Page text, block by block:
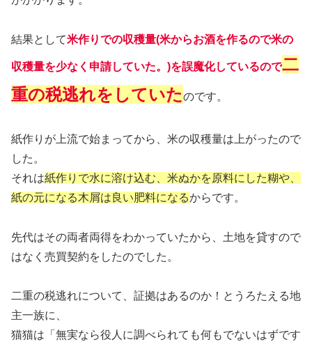
結果として米作りでの収穫量(米からお酒を作るので米の
収穫量を少なく申請していた。)を誤魔化しているので二
重の税逃れをしていたのです。
紙作りが上流で始まってから、米の収穫量は上がったので
した。
それは紙作りで水に溶け込む、米ぬかを原料にした糊や、
紙の元になる木屑は良い肥料になるからです。
先代はその両者両得をわかっていたから、土地を貸すので
はなく売買契約をしたのでした。
二重の税逃れについて、証拠はあるのか！とうろたえる地
主一族に、
猫猫は「無実なら役人に調べられても何もでないはずです